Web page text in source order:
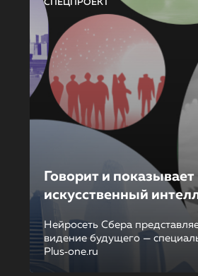
СПЕЦПРОЕКТ
Говорит и показывает
искусственный
Нейросеть Сбера
видение будущего —
Plus‑one.ru